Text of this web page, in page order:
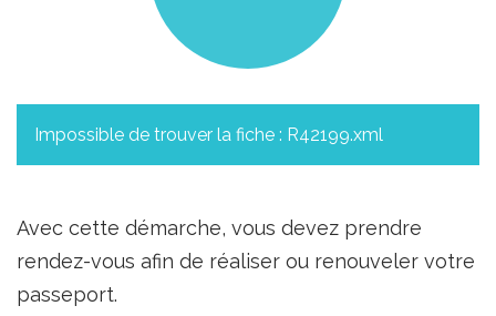
Impossible de trouver la fiche : R42199.xml
Avec cette démarche, vous devez prendre
rendez-vous afin de réaliser ou renouveler votre
passeport.